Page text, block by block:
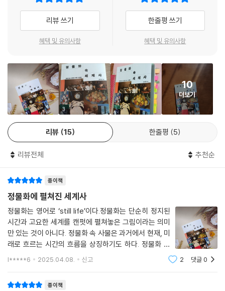
해 찍어내는 목판인쇄의 경우, 이미 기원전 3세기경부터 중국에서 시작되
었다. 14세기경에는 유럽에도 널리 소개된 기술이었다. 그러나 목판인쇄
술은 널리 활용되지 않았다. 주로 제목을 찍거나 그림 장식을 제작할 때만
쓰였다. 나무판에 글자를 오목하게 파거나 볼록하게 깎는 과정 자체가 까
--- pp.34-35
21세기 현대인이 SNS에 음식 사진을 올리듯, 600년 전의 네덜란드인들
도 음식 정물화를 식당 벽에 걸어놓고 감상했다. 정물화에 등장하는 음식
과 식기는 주로 고급스러움을 자랑하는 것들이었다. 네덜란드의 신흥 중산
층, 부르주아들은 부와 풍요를 과시하기 위해 화가에게 희귀하고 값비싼
음식 그림을 주문했다. 부르주아만 그랬을까? 서민들도 크게 다르지 않았
다. 평소 접하지 못하던 고급 음식의 모습이 궁금했기 때문이다. 오늘날 S
범한 사람들도 값비싼 음식이 담긴 그림을 보며 대리 만족 했을 것이라고
--- p.51
오렌지와 레몬이 정물화에 자주 등장하는 이유가 또 있었다. 당시 유럽의
정물화에는 유독 껍질이 반쯤 벗겨진 레몬이 등장하는 경우가 많다. 이유
가 뭘까? 구불구불 이어지는 레몬 껍질이 시간의 흐름을 비유하기 때문이
다. 껍질이 일부만 벗겨진 것은 유한한 삶의 시간이 그만큼 지나갔음을 의
레몬의 오톨도톨한 표면과 그 안의 싱싱한 과육은 질감의 차이가 명확하
14 제국주의의 달콤하고 씁쓸한 맛_초콜릿과 제국주의
15 대량생산 시대의 깡통에서 예술이 되다 _앤디 워홀의 수프 캔과 포드주
리뷰 쓰기
혜택 및 유의사항
한줄평 쓰기
혜택 및 유의사항
3
10
더보기
리뷰 15 한줄평 5
리뷰전체 추천순
종이책
정물화에 펼쳐진 세계사
정물화는 영어로 ‘still life’이다.정물화는 단순히 정지된
시간과 고요한 세계를 캔펏에 펼쳐놓은 그림이라는 의미
만 있는 것이 아니다. 정물화 속 사물은 과거에서 현재, 미
래로 흐르는 시간의 흐름을 상징하기도 하다. 정물화 속
평범한 사물에 인류의 역사가 어떻게 담겨있는가? 15 점
l*****6 2025.04.08. 신고 2 댓글0
종이책